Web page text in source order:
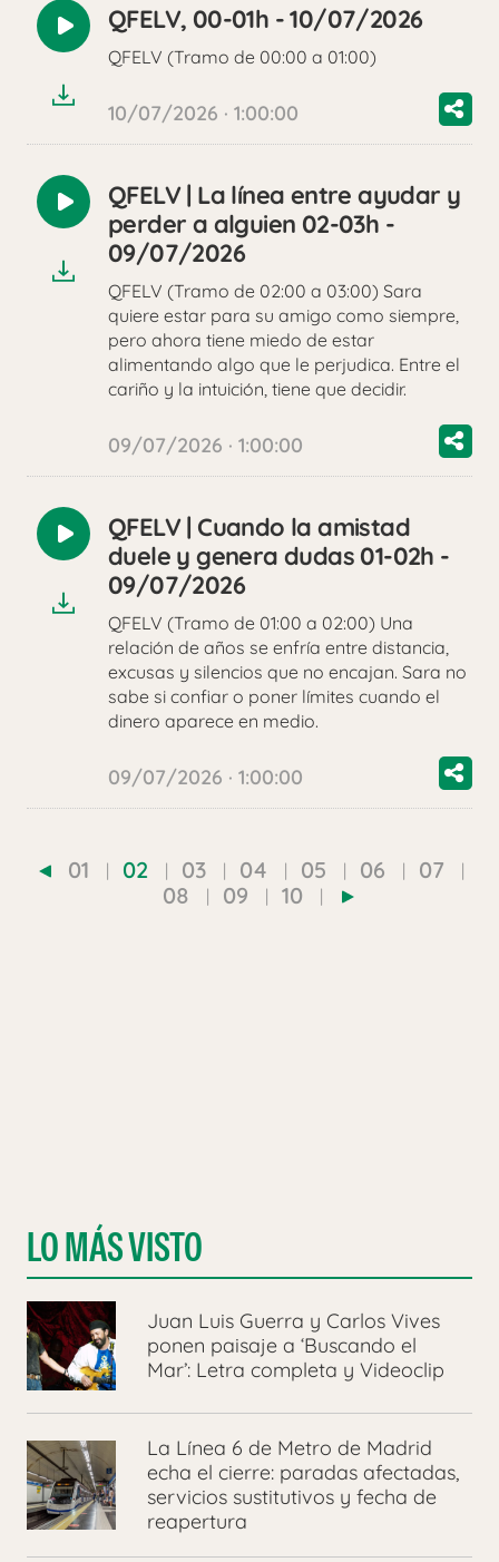
Reproducir
audio
QFELV, 00-01h - 10/07/2026
QFELV (Tramo de 00:00 a 01:00)
10/07/2026 · 1:00:00
Reproducir
audio
QFELV | La línea entre ayudar y
perder a alguien 02-03h -
09/07/2026
QFELV (Tramo de 02:00 a 03:00) Sara
quiere estar para su amigo como siempre,
pero ahora tiene miedo de estar
alimentando algo que le perjudica. Entre el
cariño y la intuición, tiene que decidir.
09/07/2026 · 1:00:00
Reproducir
audio
QFELV | Cuando la amistad
duele y genera dudas 01-02h -
09/07/2026
QFELV (Tramo de 01:00 a 02:00) Una
relación de años se enfría entre distancia,
excusas y silencios que no encajan. Sara no
sabe si confiar o poner límites cuando el
dinero aparece en medio.
09/07/2026 · 1:00:00
01 02 03 04 05 06
07
08
09 10
LO MÁS VISTO
Juan Luis Guerra y Carlos Vives
ponen paisaje a ‘Buscando el
Mar’: Letra completa y Videoclip
La Línea 6 de Metro de Madrid
echa el cierre: paradas afectadas,
servicios sustitutivos y fecha de
reapertura